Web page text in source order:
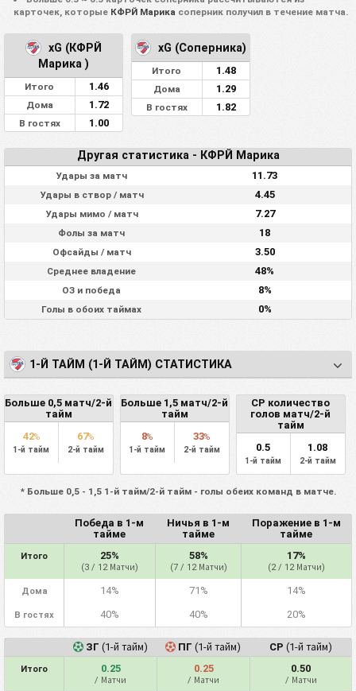
карточек, которые КФРЙ Марика соперник получил в течение матча.
xG (КФРЙ
Марика )
Итого 1.46
Дома 1.72
В гостях 1.00
xG (Соперника)
Итого 1.48
Дома 1.29
В гостях 1.82
Другая статистика - КФРЙ Марика
Удары за матч 11.73
Удары в створ / матч 4.45
Удары мимо / матч 7.27
Фолы за матч 18
Офсайды / матч 3.50
Среднее владение 48%
ОЗ и победа 8%
Голы в обоих таймах 0%
1-Й ТАЙМ (1-Й ТАЙМ) СТАТИСТИКА
Больше 0,5 матч/2-й
тайм
42%
1-й тайм
67%
2-й тайм
Больше 1,5 матч/2-й
тайм
8%
1-й тайм
33%
2-й тайм
СР количество
голов матч/2-й
тайм
0.5
1-й тайм
1.08
2-й тайм
* Больше 0,5 - 1,5 1-й тайм/2-й тайм - голы обеих команд в матче.
Победа в 1-м
тайме
Ничья в 1-м
тайме
Поражение в 1-м
тайме
Итого 25%
(3 / 12 Матчи)
58%
(7 / 12 Матчи)
17%
(2 / 12 Матчи)
Дома 14% 71% 14%
В гостях 40% 40% 20%
ЗГ (1-й тайм) ПГ (1-й тайм) СР (1-й тайм)
Итого 0.25
/ Матчи
0.25
/ Матчи
0.50
/ Матчи